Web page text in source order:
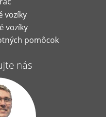
vozíky
vozíky
pomôcok
nás